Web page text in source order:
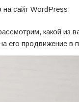
на сайт WordPress
какой из
его продвижение в